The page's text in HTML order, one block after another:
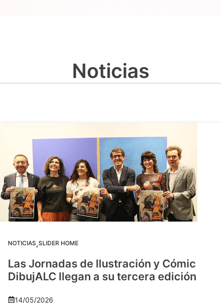
Noticias
NOTICIAS,SLIDER HOME
Las Jornadas de Ilustración y Cómic
DibujALC llegan a su tercera edición
14/05/2026